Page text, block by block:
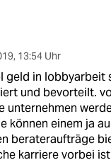
, 13:54 Uhr
geld in lobbyarbeit
und bevorteilt.
unternehmen
können einem ja
berateraufträge
karriere vorbei